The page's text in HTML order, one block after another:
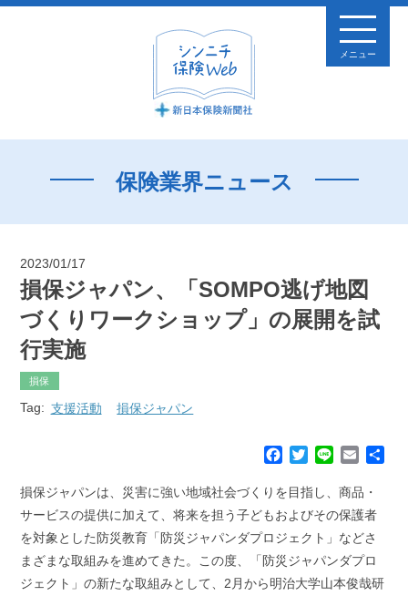
メニュー
保険業界ニュース
2023/01/17
損保ジャパン、「SOMPO逃げ地図
づくりワークショップ」の展開を試
行実施
損保
Tag: 支援活動 損保ジャパン
c
e
o
o
k
T
i
t
e
r
n
e
E
a
i
損保ジャパンは、災害に強い地域社会づくりを目指し、商品・
サービスの提供に加えて、将来を担う子どもおよびその保護者
を対象とした防災教育「防災ジャパンダプロジェクト」などさ
まざまな取組みを進めてきた。この度、「防災ジャパンダプロ
ジェクト」の新たな取組みとして、2月から明治大学山本俊哉研